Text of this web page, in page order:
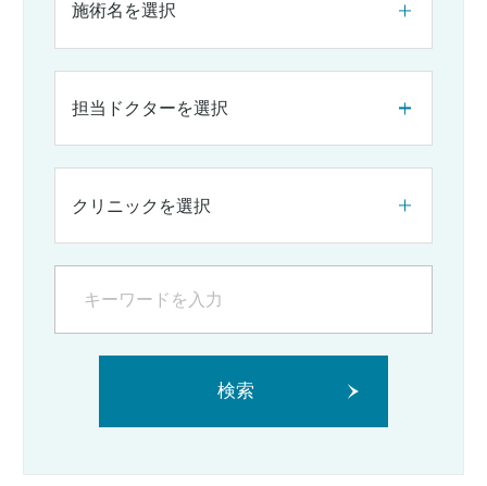
施術名を選択
担当ドクターを選択
クリニックを選択
検索